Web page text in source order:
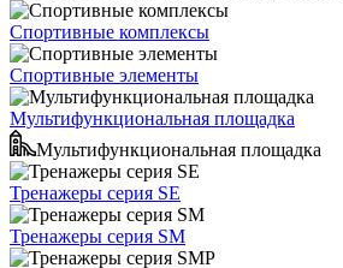
Спортивные комплексы
Спортивные элементы
Мультифункциональная площадка
Мультифункциональная площадка
Тренажеры серия SE
Тренажеры серия SM